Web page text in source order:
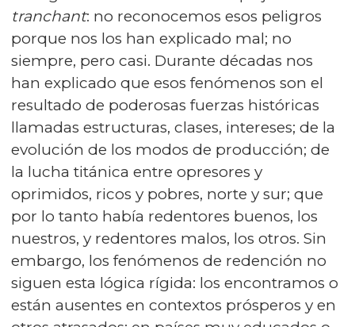
tranchant: no reconocemos esos peligros
porque nos los han explicado mal; no
siempre, pero casi. Durante décadas nos
han explicado que esos fenómenos son el
resultado de poderosas fuerzas históricas
llamadas estructuras, clases, intereses; de la
evolución de los modos de producción; de
la lucha titánica entre opresores y
oprimidos, ricos y pobres, norte y sur; que
por lo tanto había redentores buenos, los
nuestros, y redentores malos, los otros. Sin
embargo, los fenómenos de redención no
siguen esta lógica rígida: los encontramos o
están ausentes en contextos prósperos y en